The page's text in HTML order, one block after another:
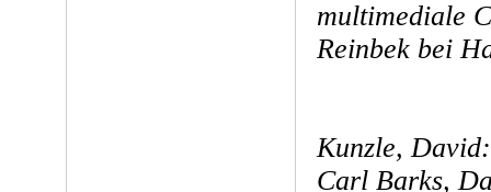
multimediale
Reinbek bei
Kunzle, David:
Carl Barks,